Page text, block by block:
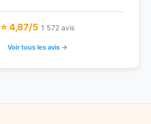
⭐ 4,87/5 1 572 avis
Voir tous les avis →